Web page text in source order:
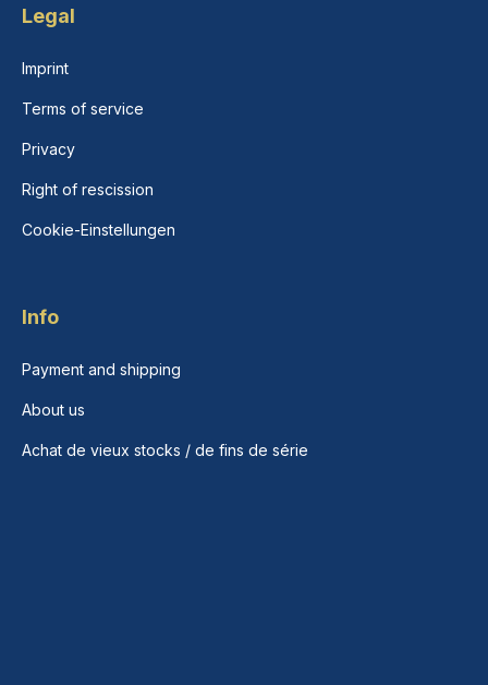
Legal
Imprint
Terms of service
Privacy
Right of rescission
Cookie-Einstellungen
Info
Payment and shipping
About us
Achat de vieux stocks / de fins de série